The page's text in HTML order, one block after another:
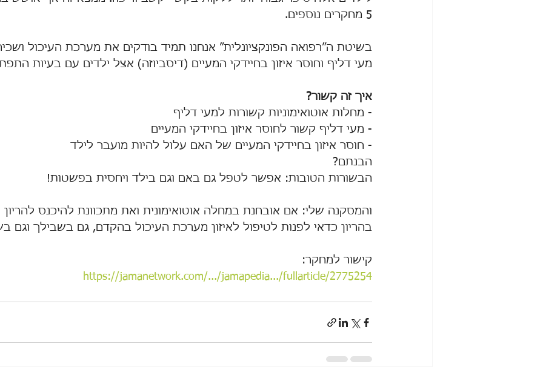
5 מחקרים נוספים.
בשיטת ה״רפואה הפונקציונלית״ אנחנו תמיד בודקים את מערכת העיכול
מעי דליף וחוסר איזון בחיידקי המעיים (דיסביוזה) אצל ילדים עם בעיות
איך זה קשור?
- מחלות אוטואימוניות קשורות למעי דליף
- מעי דליף קשור לחוסר איזון בחיידקי המעיים
- חוסר איזון בחיידקי המעיים של האם עלול להיות מועבר לילד
הבנתם?
הבשורות הטובות: אפשר לטפל גם באם וגם בילד ויחסית בפשטות!
והמסקנה שלי: אם אובחנת במחלה אוטואימונית ואת מתכוונת להיכנס
בהריון כדאי לפנות לטיפול לאיזון מערכת העיכול בהקדם, גם בשבילך וגם
קישור למחקר:
https://jamanetwork.com/.../jamapedia.../fullarticle/2775254